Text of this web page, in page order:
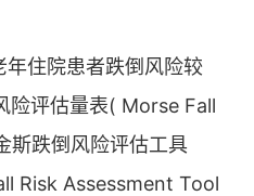
住院患者跌倒风险较
险评估量表( Morse Fall
斯跌倒风险评估工具
Risk Assessment Tool